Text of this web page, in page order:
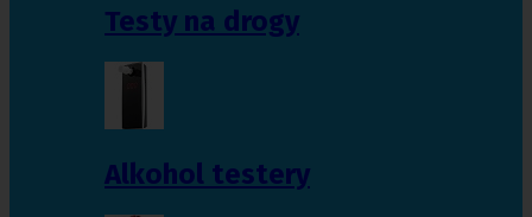
Testy na drogy
Alkohol testery